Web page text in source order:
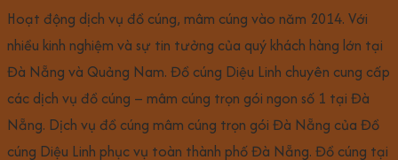
Hoạt động dịch vụ đồ cúng, mâm cúng vào năm 2014. Với
nhiều kinh nghiệm và sự tin tưởng của quý khách hàng lớn tại
Đà Nẵng và Quảng Nam. Đồ cúng Diệu Linh chuyên cung cấp
các dịch vụ đồ cúng – mâm cúng trọn gói ngon số 1 tại Đà
Nẵng. Dịch vụ đồ cúng mâm cúng trọn gói Đà Nẵng của Đồ
cúng Diệu Linh phục vụ toàn thành phố Đà Nẵng. Đồ cúng tại